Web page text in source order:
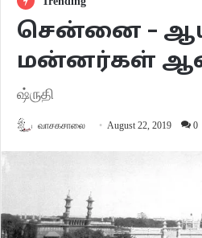
சென்னை –
மன்னர்கள்
ஷ்ருதி
வாசகசாலை August 22, 2019 0